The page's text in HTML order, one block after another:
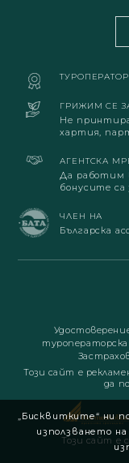
ГРИЖИМ СЕ
Не
хартия,
АГЕНТСКА
Да работим
бонусите са
ЧЛЕН НА
Българска
Този сайт е
да
Този сайт е
„Бисквитките“ ни
използването